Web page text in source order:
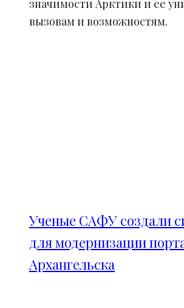
значимости Арктики и ее
вызовам и возможностям.
Ученые САФУ создали
для модернизации
Архангельска